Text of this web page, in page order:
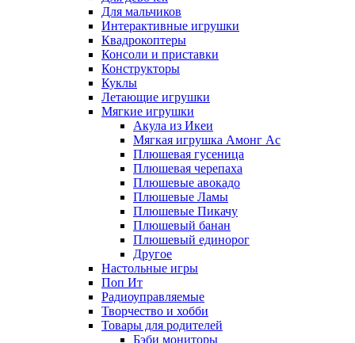
Для мальчиков
Интерактивные игрушки
Квадрокоптеры
Консоли и приставки
Конструкторы
Куклы
Летающие игрушки
Мягкие игрушки
Акула из Икеи
Мягкая игрушка Амонг Ас
Плюшевая гусеница
Плюшевая черепаха
Плюшевые авокадо
Плюшевые Ламы
Плюшевые Пикачу
Плюшевый банан
Плюшевый единорог
Другое
Настольные игры
Поп Ит
Радиоуправляемые
Творчество и хобби
Товары для родителей
Бэби мониторы